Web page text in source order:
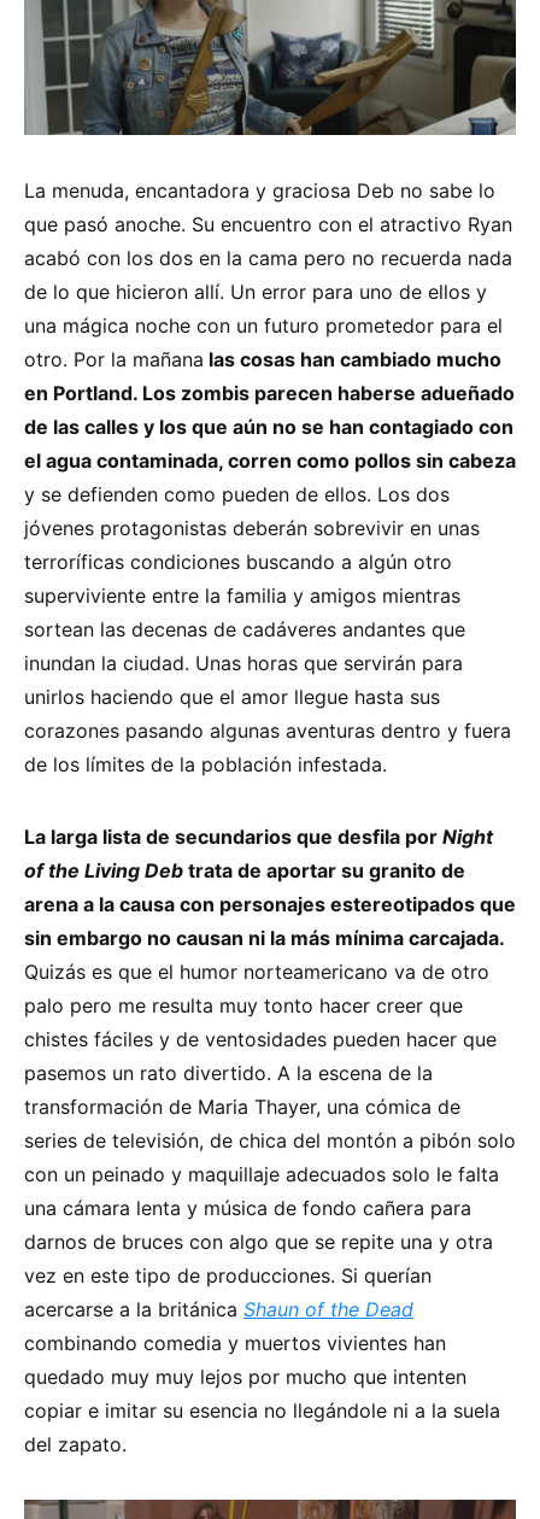
La menuda, encantadora y graciosa Deb no sabe lo
que pasó anoche. Su encuentro con el atractivo Ryan
acabó con los dos en la cama pero no recuerda nada
de lo que hicieron allí. Un error para uno de ellos y
una mágica noche con un futuro prometedor para el
otro. Por la mañana las cosas han cambiado mucho
en Portland. Los zombis parecen haberse adueñado
de las calles y los que aún no se han contagiado con
el agua contaminada, corren como pollos sin cabeza
y se defienden como pueden de ellos. Los dos
jóvenes protagonistas deberán sobrevivir en unas
terroríficas condiciones buscando a algún otro
superviviente entre la familia y amigos mientras
sortean las decenas de cadáveres andantes que
inundan la ciudad. Unas horas que servirán para
unirlos haciendo que el amor llegue hasta sus
corazones pasando algunas aventuras dentro y fuera
de los límites de la población infestada.
La larga lista de secundarios que desfila por Night
of the Living Deb trata de aportar su granito de
arena a la causa con personajes estereotipados que
sin embargo no causan ni la más mínima carcajada.
Quizás es que el humor norteamericano va de otro
palo pero me resulta muy tonto hacer creer que
chistes fáciles y de ventosidades pueden hacer que
pasemos un rato divertido. A la escena de la
transformación de Maria Thayer, una cómica de
series de televisión, de chica del montón a pibón solo
con un peinado y maquillaje adecuados solo le falta
una cámara lenta y música de fondo cañera para
darnos de bruces con algo que se repite una y otra
vez en este tipo de producciones. Si querían
acercarse a la británica Shaun of the Dead
combinando comedia y muertos vivientes han
quedado muy muy lejos por mucho que intenten
copiar e imitar su esencia no llegándole ni a la suela
del zapato.